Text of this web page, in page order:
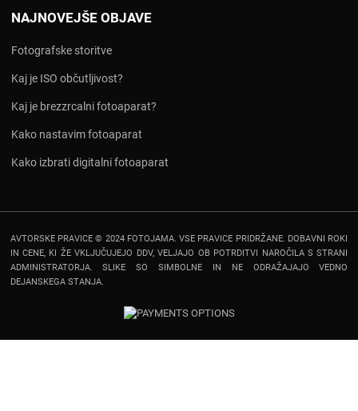
NAJNOVEJŠE OBJAVE
Fotografske storitve
Kaj je ISO občutljivost?
Kaj je brezzrcalni fotoaparat?
Kako nastavim fotoaparat
Kako izbrati digitalni fotoaparat
AVTORSKE PRAVICE © 2024 FOTOJAMA. VSE PRAVICE PRIDRŽANE. DOBAVNI ROKI
IN CENE, KI ŽE VKLJUČUJEJO DDV, VELJAJO OB POTRDITVI NAROČILA S STRANI
ADMINISTRATORJA. SLIKE SO SIMBOLNE IN NE ODRAŽAJAJO VEDNO
DEJANSKEGA STANJA.